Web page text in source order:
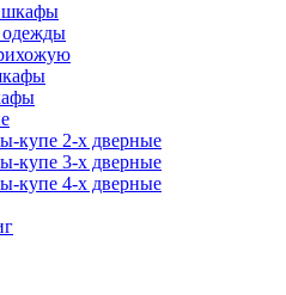
шкафы
купе 2-x дверные
купе 3-х дверные
купе 4-х дверные